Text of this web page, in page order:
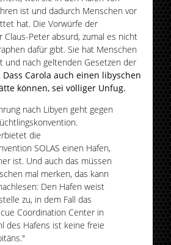
ist und dadurch Menschen vor
hat. Die Vorwürfe der
Claus-Peter absurd, zumal es nicht
dafür gibt. Sie hat Menschen
und nach geltenden Gesetzen der
Dass Carola auch einen libyschen
können, sei völliger Unfug.
nach Libyen geht gegen
die
SOLAS einen Hafen,
ist. Und auch das müssen
mal merken, das kann
Den Hafen weist
zu, in dem Fall das
Coordination Center in
des Hafens ist keine freie